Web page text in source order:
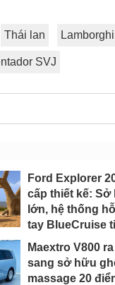
Thái lan
SVJ
Ford Explorer
cấp thiết kế: Sở
lớn, hệ thống
tay BlueCruise
Maextro V800
sang sở hữu
massage 20